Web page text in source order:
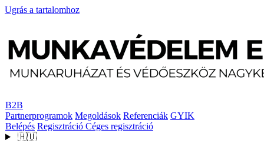
Ugrás a tartalomhoz
B2B
Partnerprogramok Megoldások Referenciák GYIK
Belépés Regisztráció Céges regisztráció
🇭🇺